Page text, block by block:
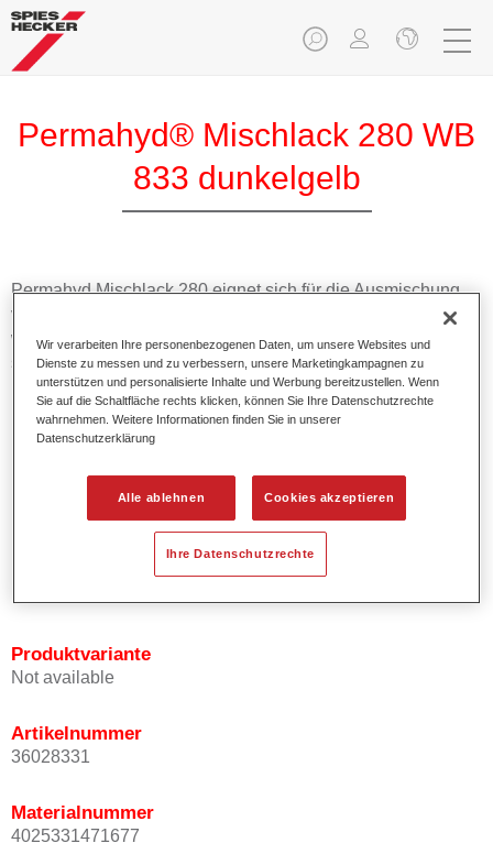
Permahyd® Mischlack 280 WB
833 dunkelgelb
Permahyd Mischlack 280 eignet sich für die Ausmischung
von Permahyd Perlmutt Basislack 285, einem hochwertigen
wasserverdünnbaren Basislacksystem. Es basiert auf einer
speziellen PU-Dispersionstechnologie für Uni- und
Effektlackierungen.
Produktmerkmale
1,5 Spritzgängen.
Bietet ein gutes Standvermögen.
Verfügt über ein hohes Deckvermögen.
Besitzt eine hohe Farbtongenauigkeit.
Produktvariante
Not available
Artikelnummer
36028331
Materialnummer
4025331471677
Wir verarbeiten Ihre personenbezogenen Daten, um unsere Websites und
Dienste zu messen und zu verbessern, unsere Marketingkampagnen zu
unterstützen und personalisierte Inhalte und Werbung bereitzustellen. Wenn
Sie auf die Schaltfläche rechts klicken, können Sie Ihre Datenschutzrechte
wahrnehmen. Weitere Informationen finden Sie in unserer
Datenschutzerklärung
Alle ablehnen Cookies akzeptieren
Ihre Datenschutzrechte